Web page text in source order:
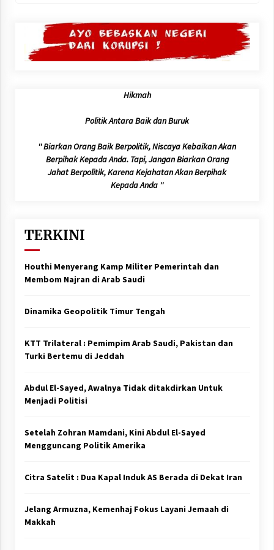
Hikmah
Politik Antara Baik dan Buruk
'' Biarkan Orang Baik Berpolitik, Niscaya Kebaikan Akan
Berpihak Kepada Anda. Tapi, Jangan Biarkan Orang
Jahat Berpolitik, Karena Kejahatan Akan Berpihak
Kepada Anda ''
TERKINI
Houthi Menyerang Kamp Militer Pemerintah dan
Membom Najran di Arab Saudi
Dinamika Geopolitik Timur Tengah
KTT Trilateral : Pemimpim Arab Saudi, Pakistan dan
Turki Bertemu di Jeddah
Abdul El-Sayed, Awalnya Tidak ditakdirkan Untuk
Menjadi Politisi
Setelah Zohran Mamdani, Kini Abdul El-Sayed
Mengguncang Politik Amerika
Citra Satelit : Dua Kapal Induk AS Berada di Dekat Iran
Jelang Armuzna, Kemenhaj Fokus Layani Jemaah di
Makkah